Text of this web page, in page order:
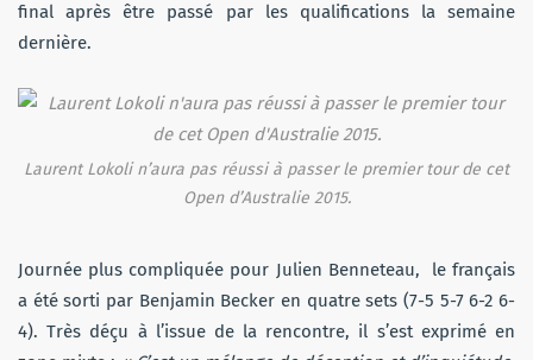
final après être passé par les qualifications la semaine
dernière.
Laurent Lokoli n’aura pas réussi à passer le premier tour de cet
Open d’Australie 2015.
Journée plus compliquée pour Julien Benneteau, le français
a été sorti par Benjamin Becker en quatre sets (7-5 5-7 6-2 6-
4). Très déçu à l’issue de la rencontre, il s’est exprimé en